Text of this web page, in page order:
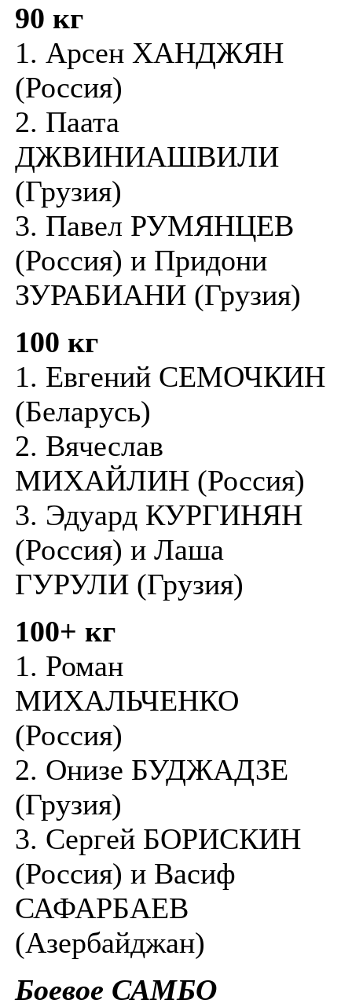
90 кг
1. Арсен ХАНДЖЯН
(Россия)
2. Паата
ДЖВИНИАШВИЛИ
(Грузия)
3. Павел РУМЯНЦЕВ
(Россия) и Придони
ЗУРАБИАНИ (Грузия)
100 кг
1. Евгений СЕМОЧКИН
(Беларусь)
2. Вячеслав
МИХАЙЛИН (Россия)
3. Эдуард КУРГИНЯН
(Россия) и Лаша
ГУРУЛИ (Грузия)
100+ кг
1. Роман
МИХАЛЬЧЕНКО
(Россия)
2. Онизе БУДЖАДЗЕ
(Грузия)
3. Сергей БОРИСКИН
(Россия) и Васиф
САФАРБАЕВ
(Азербайджан)
Боевое САМБО